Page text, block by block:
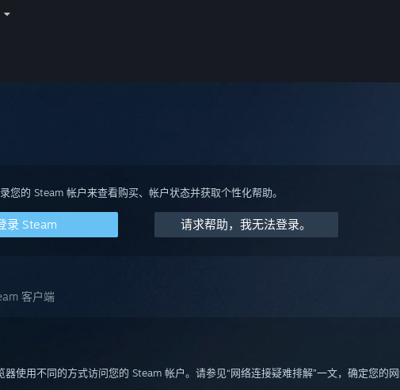
您的 Steam 帐户来查看购买、帐户状态并获取个性化帮助。
录 Steam 请求帮助，我无法登录。
客户端
使用不同的方式访问您的 Steam 帐户。请参见“网络连接疑难排解”一文，确定您的网